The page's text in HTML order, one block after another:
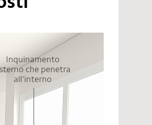
Inquinamento
che penetra
all'interno